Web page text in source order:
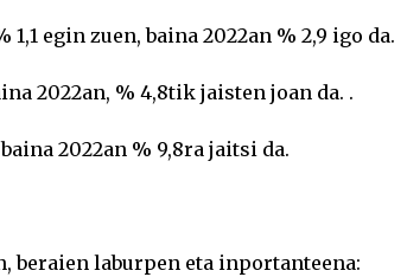
egin zuen, baina 2022an % 2,9 igo da.
2022an, % 4,8tik jaisten joan da. .
2022an % 9,8ra jaitsi da.
beraien laburpen eta inportanteena: